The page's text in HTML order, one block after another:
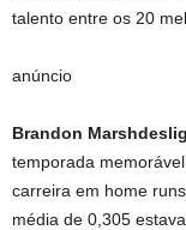
talento entre os 20
anúncio
Brandon Marsh
temporada
carreira em home
média de 0,305